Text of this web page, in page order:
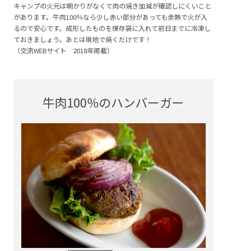
キャンプの火元は明かりがなくて肉の焼き加減が確認しにくいこと
があります。牛肉100％なら少し赤い部分があっても余熱で火が入
るので安心です。成形したものを保存袋に入れて前日までに冷凍し
ておきましょう。あとは現地で焼くだけです！
（交流WEBサイト 2018年掲載）
牛肉100％のハンバーガー